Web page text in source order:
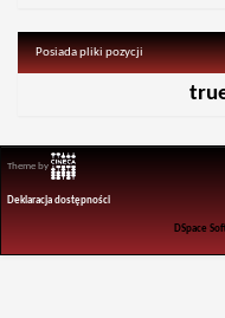
Posiada pliki pozycji
Theme by
Deklaracja dostępności
DSpace